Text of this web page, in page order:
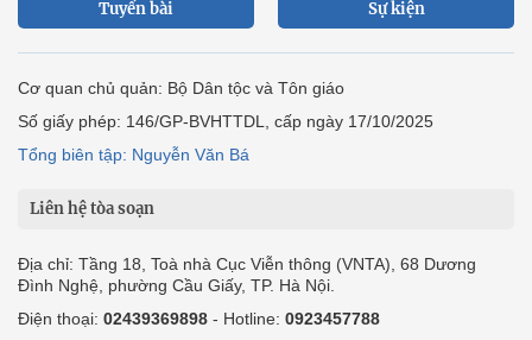
Tuyến bài Sự kiện
Cơ quan chủ quản: Bộ Dân tộc và Tôn giáo
Số giấy phép: 146/GP-BVHTTDL, cấp ngày 17/10/2025
Tổng biên tập: Nguyễn Văn Bá
Liên hệ tòa soạn
Địa chỉ: Tầng 18, Toà nhà Cục Viễn thông (VNTA), 68 Dương
Đình Nghệ, phường Cầu Giấy, TP. Hà Nội.
Điện thoại: 02439369898 - Hotline: 0923457788